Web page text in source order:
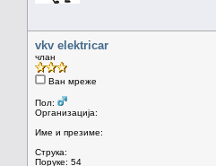
vkv elektricar
члан
Ван мреже
Пол:
Организација:
Име и презиме:
Струка:
Поруке: 54